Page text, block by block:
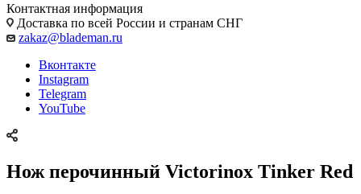
Контактная информация
Доставка по всей России и странам СНГ
zakaz@blademan.ru
Вконтакте
Instagram
Telegram
YouTube
Нож перочинный Victorinox Tinker Red